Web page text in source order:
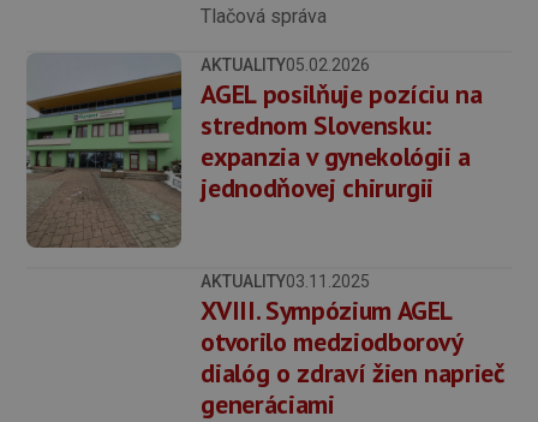
Tlačová správa
AKTUALITY05.02.2026
AGEL posilňuje pozíciu na
strednom Slovensku:
expanzia v gynekológii a
jednodňovej chirurgii
AKTUALITY03.11.2025
XVIII. Sympózium AGEL
otvorilo medziodborový
dialóg o zdraví žien naprieč
generáciami